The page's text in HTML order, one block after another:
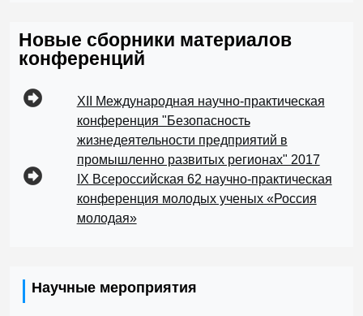
Новые сборники материалов
конференций
XII Международная научно-практическая
конференция "Безопасность
жизнедеятельности предприятий в
промышленно развитых регионах" 2017
IX Всероссийская 62 научно-практическая
конференция молодых ученых «Россия
молодая»
Научные мероприятия